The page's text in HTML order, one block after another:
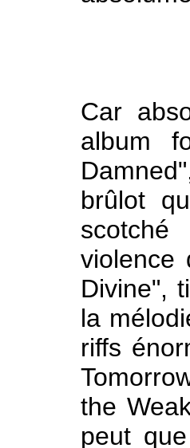
Car
album
brûlot
violence
Divine",
la
riffs
the
peut